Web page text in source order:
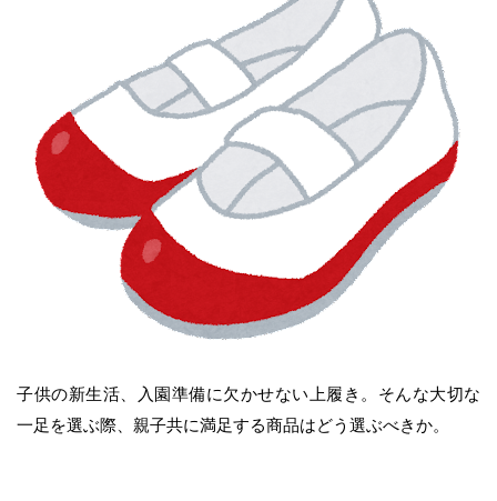
子供の新生活、入園準備に欠かせない上履き。そんな大切な
一足を選ぶ際、親子共に満足する商品はどう選ぶべきか。